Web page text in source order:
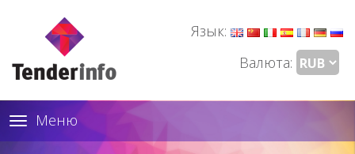
Язык:
Валюта:
Toggle
navigation
Меню